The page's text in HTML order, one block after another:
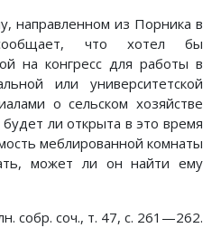
направленном из Порника в
что хотел бы
на конгресс для работы в
или университетской
о сельском хозяйстве
ли открыта в это время
меблированной комнаты
может ли он найти ему
собр. соч., т. 47, с. 261—262.